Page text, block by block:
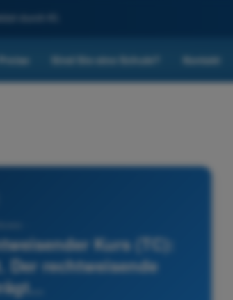
durch KI.
Preise Sind Sie eine Schule? Kontakt
Kurs (TC):
Der rechtweisende